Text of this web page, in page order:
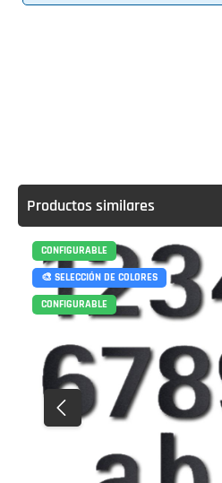
Productos similares
CONFIGURABLE
🎨 SELECCIÓN DE COLORES
CONFIGURABLE